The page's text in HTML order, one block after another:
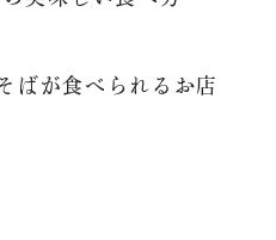
ばが食べられるお店